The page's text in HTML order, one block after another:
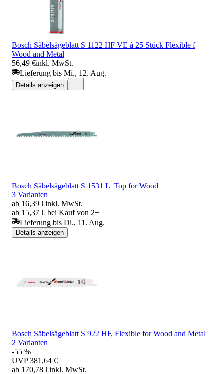
Bosch Säbelsägeblatt S 1122 HF VE à 25 Stück Flexible f
Wood and Metal
56,49 €inkl. MwSt.
Lieferung bis Mi., 12. Aug.
Details anzeigen
Bosch Säbelsägeblatt S 1531 L, Top for Wood
3 Varianten
ab 16,39 €inkl. MwSt.
ab 15,37 € bei Kauf von 2+
Lieferung bis Di., 11. Aug.
Details anzeigen
Bosch Säbelsägeblatt S 922 HF, Flexible for Wood and Metal
2 Varianten
-55 %
UVP 381,64 €
ab 170,78 €inkl. MwSt.